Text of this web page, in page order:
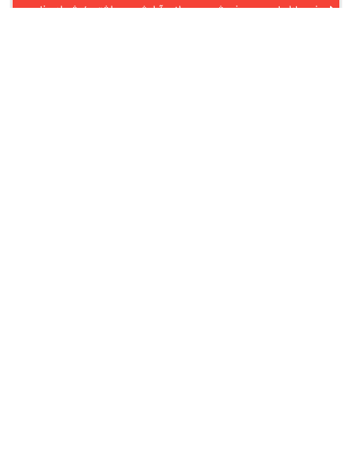
جذب بازاریاب جهت فروش محصولات آرایشی بهداشتی / شیراز , فارس